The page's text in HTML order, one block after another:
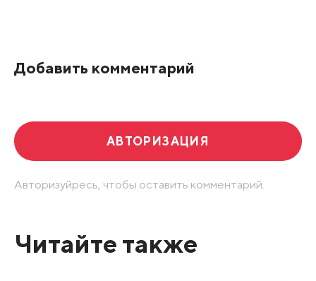
Добавить комментарий
АВТОРИЗАЦИЯ
Авторизуйресь, чтобы оставить комментарий.
Читайте также